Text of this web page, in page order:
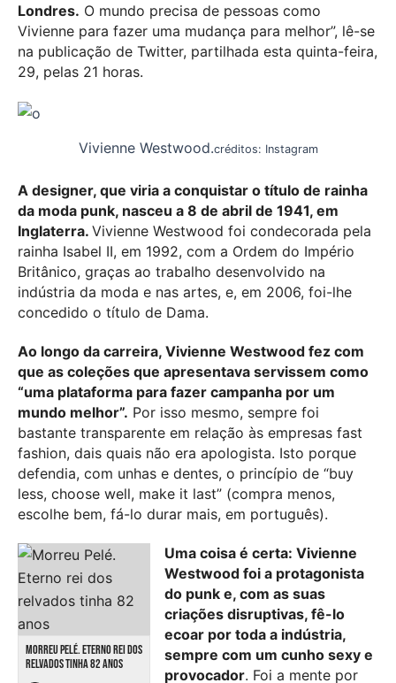
Londres. O mundo precisa de pessoas como
Vivienne para fazer uma mudança para melhor”, lê-se
na publicação de Twitter, partilhada esta quinta-feira,
29, pelas 21 horas.
Vivienne Westwood.créditos: Instagram
A designer, que viria a conquistar o título de rainha
da moda punk, nasceu a 8 de abril de 1941, em
Inglaterra. Vivienne Westwood foi condecorada pela
rainha Isabel II, em 1992, com a Ordem do Império
Britânico, graças ao trabalho desenvolvido na
indústria da moda e nas artes, e, em 2006, foi-lhe
concedido o título de Dama.
Ao longo da carreira, Vivienne Westwood fez com
que as coleções que apresentava servissem como
“uma plataforma para fazer campanha por um
mundo melhor”. Por isso mesmo, sempre foi
bastante transparente em relação às empresas fast
fashion, dais quais não era apologista. Isto porque
defendia, com unhas e dentes, o princípio de “buy
less, choose well, make it last” (compra menos,
escolhe bem, fá-lo durar mais, em português).
MORREU PELÉ. ETERNO REI DOS
RELVADOS TINHA 82 ANOS
Uma coisa é certa: Vivienne
Westwood foi a protagonista
do punk e, com as suas
criações disruptivas, fê-lo
ecoar por toda a indústria,
sempre com um cunho sexy e
provocador. Foi a mente por